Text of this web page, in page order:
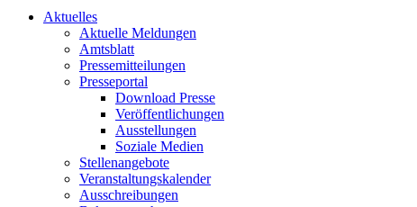
Aktuelles
Aktuelle Meldungen
Amtsblatt
Pressemitteilungen
Presseportal
Download Presse
Veröffentlichungen
Ausstellungen
Soziale Medien
Stellenangebote
Veranstaltungskalender
Ausschreibungen